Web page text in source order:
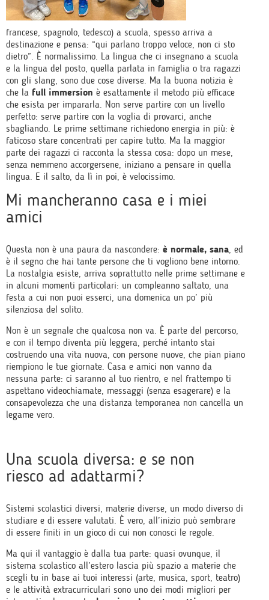
francese, spagnolo, tedesco) a scuola, spesso arriva a
destinazione e pensa: “qui parlano troppo veloce, non ci sto
dietro”. È normalissimo. La lingua che ci insegnano a scuola
e la lingua del posto, quella parlata in famiglia o tra ragazzi
con gli slang, sono due cose diverse. Ma la buona notizia è
che la full immersion è esattamente il metodo più efficace
che esista per impararla. Non serve partire con un livello
perfetto: serve partire con la voglia di provarci, anche
sbagliando. Le prime settimane richiedono energia in più: è
faticoso stare concentrati per capire tutto. Ma la maggior
parte dei ragazzi ci racconta la stessa cosa: dopo un mese,
senza nemmeno accorgersene, iniziano a pensare in quella
lingua. E il salto, da lì in poi, è velocissimo.
Mi mancheranno casa e i miei
amici
Questa non è una paura da nascondere: è normale, sana, ed
è il segno che hai tante persone che ti vogliono bene intorno.
La nostalgia esiste, arriva soprattutto nelle prime settimane e
in alcuni momenti particolari: un compleanno saltato, una
festa a cui non puoi esserci, una domenica un po’ più
silenziosa del solito.
Non è un segnale che qualcosa non va. È parte del percorso,
e con il tempo diventa più leggera, perché intanto stai
costruendo una vita nuova, con persone nuove, che pian piano
riempiono le tue giornate. Casa e amici non vanno da
nessuna parte: ci saranno al tuo rientro, e nel frattempo ti
aspettano videochiamate, messaggi (senza esagerare) e la
consapevolezza che una distanza temporanea non cancella un
legame vero.
Una scuola diversa: e se non
riesco ad adattarmi?
Sistemi scolastici diversi, materie diverse, un modo diverso di
studiare e di essere valutati. È vero, all’inizio può sembrare
di essere finiti in un gioco di cui non conosci le regole.
Ma qui il vantaggio è dalla tua parte: quasi ovunque, il
sistema scolastico all’estero lascia più spazio a materie che
scegli tu in base ai tuoi interessi (arte, musica, sport, teatro)
e le attività extracurriculari sono uno dei modi migliori per